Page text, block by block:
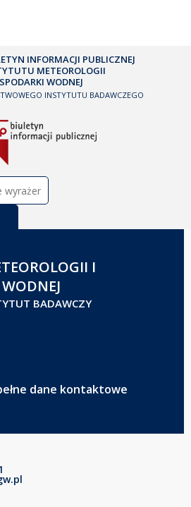
INFORMACJI PUBLICZNEJ
METEOROLOGII
WODNEJ
INSTYTUTU BADAWCZEGO
I
BADAWCZY
dane kontaktowe